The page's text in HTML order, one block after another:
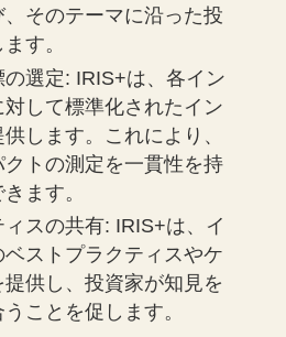
そのテーマに沿った投
す。
選定: IRIS+は、各イン
して標準化されたイン
します。これにより、
トの測定を一貫性を持
ます。
スの共有: IRIS+は、イ
ストプラクティスやケ
供し、投資家が知見を
ことを促します。